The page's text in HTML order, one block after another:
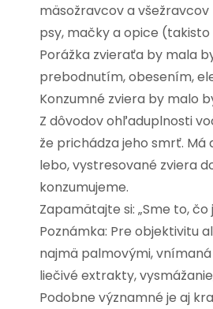
mäsožravcov a
psy, mačky a opice
Porážka zvieraťa by mala
prebodnutím, obesením,
Konzumné zviera by malo
Z dôvodov ohľaduplnosti
že prichádza jeho smrť.
lebo, vystresované zviera
konzumujeme.
Zapamätajte si: „Sme to, čo
Poznámka: Pre objektivitu
najmä palmovými,
liečivé extrakty,
Podobne významné je aj